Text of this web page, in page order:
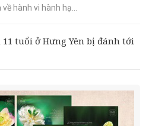
hành vi hành hạ...
tuổi ở Hưng Yên bị đánh tới